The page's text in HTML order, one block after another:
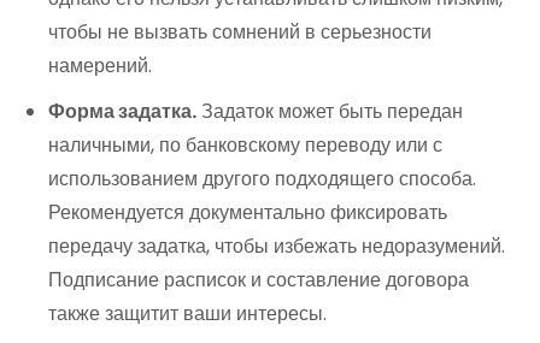
чтобы не вызвать сомнений в серьезности
намерений.
Форма задатка. Задаток может быть передан
наличными, по банковскому переводу или с
использованием другого подходящего способа.
Рекомендуется документально фиксировать
передачу задатка, чтобы избежать недоразумений.
Подписание расписок и составление договора
также защитит ваши интересы.